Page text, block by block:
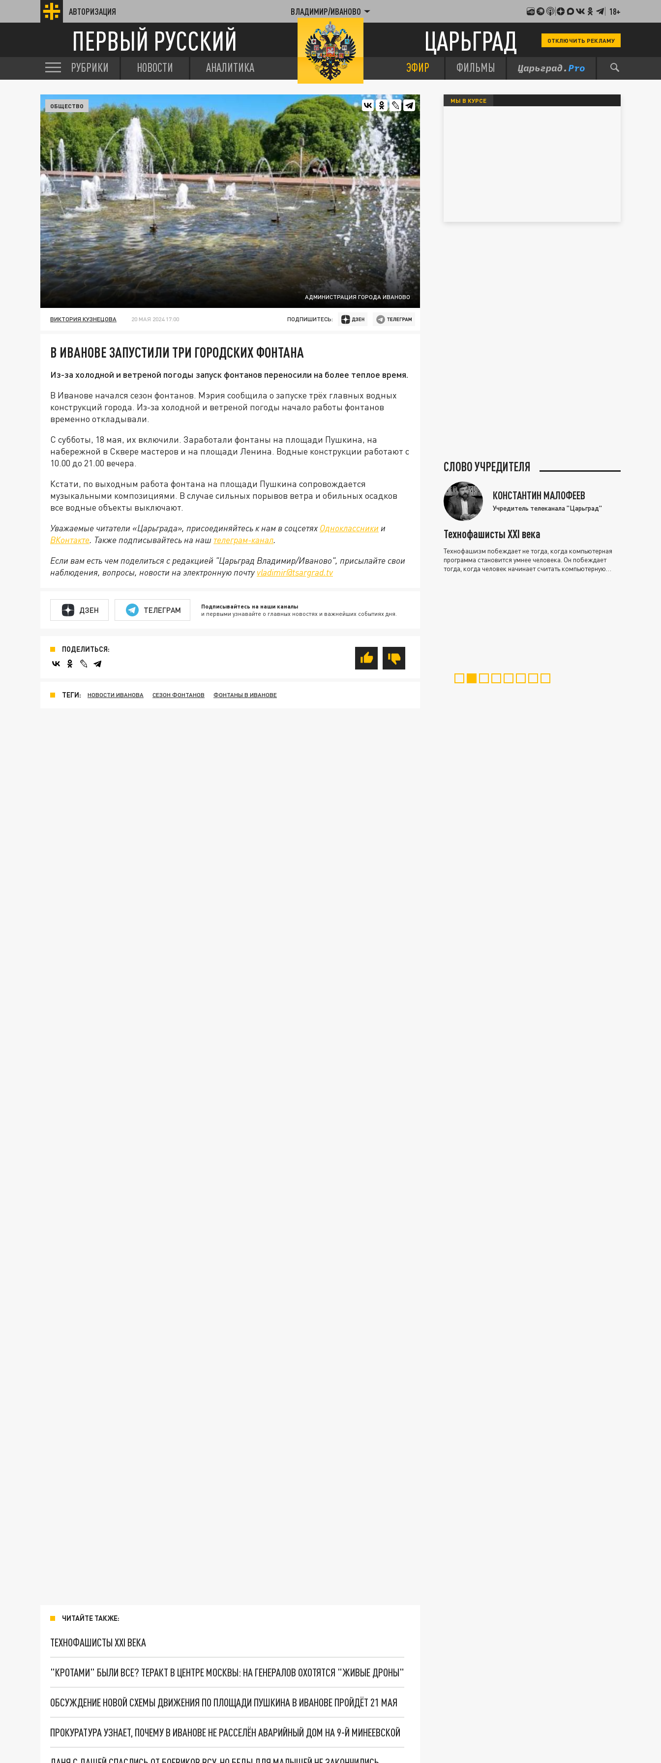
АВТОРИЗАЦИЯ ВЛАДИМИР/ИВАНОВО 18+
ПЕРВЫЙ РУССКИЙ ЦАРЬГРАД ОТКЛЮЧИТЬ РЕКЛАМУ
РУБРИКИ НОВОСТИ АНАЛИТИКА ЭФИР ФИЛЬМЫ
АДМИНИСТРАЦИЯ ГОРОДА ИВАНОВО
ОБЩЕСТВО
ВИКТОРИЯ КУЗНЕЦОВА 20 МАЯ 2024 17:00 ПОДПИШИТЕСЬ:
В ИВАНОВЕ ЗАПУСТИЛИ ТРИ ГОРОДСКИХ ФОНТАНА
Из-за холодной и ветреной погоды запуск фонтанов переносили на более теплое время.
В Иванове начался сезон фонтанов. Мэрия сообщила о запуске трёх главных водных
конструкций города. Из-за холодной и ветреной погоды начало работы фонтанов
временно откладывали.
С субботы, 18 мая, их включили. Заработали фонтаны на площади Пушкина, на
набережной в Сквере мастеров и на площади Ленина. Водные конструкции работают с
10.00 до 21.00 вечера.
Кстати, по выходным работа фонтана на площади Пушкина сопровождается
музыкальными композициями. В случае сильных порывов ветра и обильных осадков
все водные объекты выключают.
Уважаемые читатели «Царьграда», присоединяйтесь к нам в соцсетях Одноклассники и
ВКонтакте. Также подписывайтесь на наш телеграм-канал.
Если вам есть чем поделиться с редакцией "Царьград Владимир/Иваново", присылайте свои
наблюдения, вопросы, новости на электронную почту vladimir@tsargrad.tv
ДЗЕН ТЕЛЕГРАМ Подписывайтесь на наши каналы
и первыми узнавайте о главных новостях и важнейших событиях дня.
ПОДЕЛИТЬСЯ:
ТЕГИ: НОВОСТИ ИВАНОВА СЕЗОН ФОНТАНОВ ФОНТАНЫ В ИВАНОВЕ
ЧИТАЙТЕ ТАКЖЕ:
ТЕХНОФАШИСТЫ XXI ВЕКА
"КРОТАМИ" БЫЛИ ВСЕ? ТЕРАКТ В ЦЕНТРЕ МОСКВЫ: НА ГЕНЕРАЛОВ ОХОТЯТСЯ "ЖИВЫЕ ДРОНЫ"
ОБСУЖДЕНИЕ НОВОЙ СХЕМЫ ДВИЖЕНИЯ ПО ПЛОЩАДИ ПУШКИНА В ИВАНОВЕ ПРОЙДЁТ 21 МАЯ
ПРОКУРАТУРА УЗНАЕТ, ПОЧЕМУ В ИВАНОВЕ НЕ РАССЕЛЁН АВАРИЙНЫЙ ДОМ НА 9-Й МИНЕЕВСКОЙ
МЫ В КУРСЕ
СЛОВО УЧРЕДИТЕЛЯ
КОНСТАНТИН МАЛОФЕЕВ
Учредитель телеканала "Царьград"
Технофашисты XXI века
Технофашизм побеждает не тогда, когда компьютерная
программа становится умнее человека. Он побеждает
тогда, когда человек начинает считать компьютерную